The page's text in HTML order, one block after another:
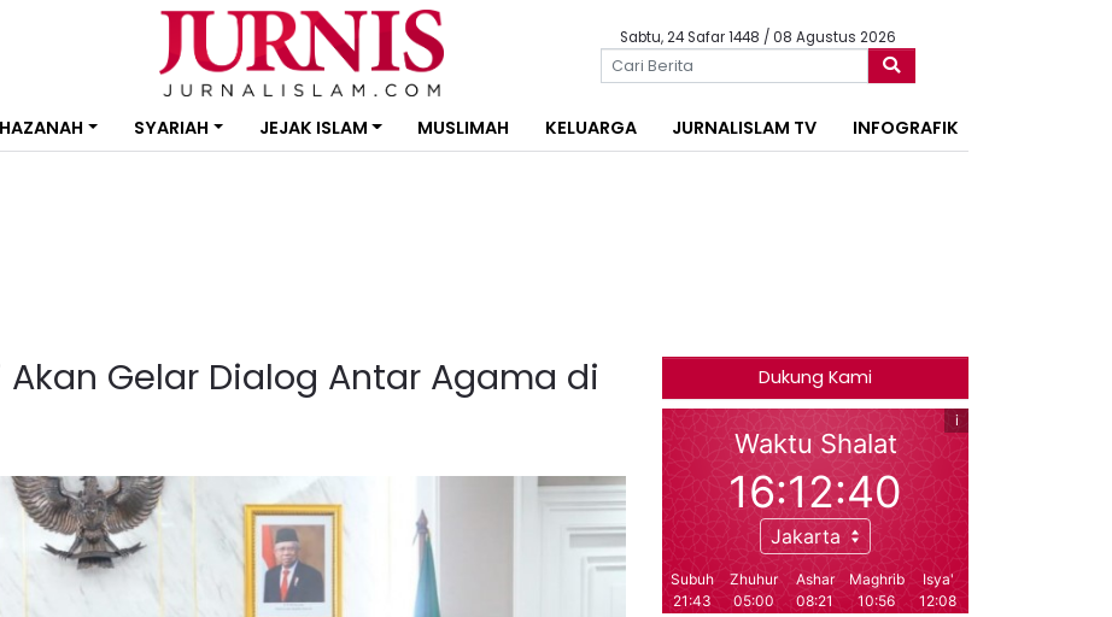
Sabtu, 24 Safar 1448 / 08 Agustus 2026
SYARIAH JEJAK ISLAM MUSLIMAH KELUARGA JURNALISLAM TV INFOGRAFIK
Gelar Dialog Antar Agama di
Dukung Kami